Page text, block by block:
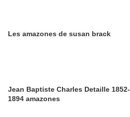
Les amazones de susan brack
Jean Baptiste Charles Detaille 1852-
1894 amazones